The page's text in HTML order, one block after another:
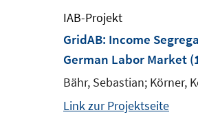
IAB-Projekt
GridAB: Income
German Labor Market
Bähr, Sebastian; Körner,
Link zur Projektseite